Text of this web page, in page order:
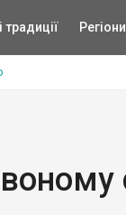
традиції